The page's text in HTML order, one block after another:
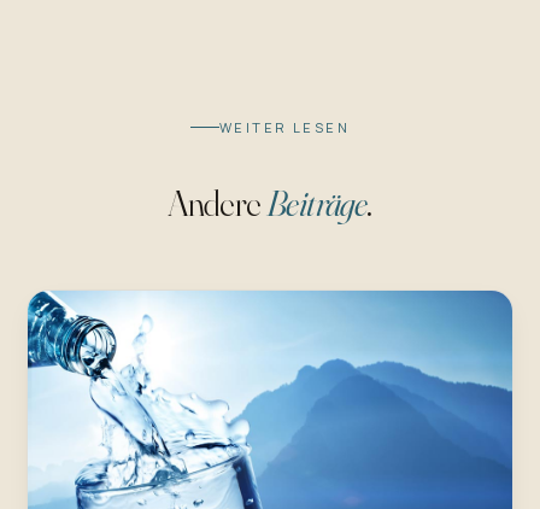
WEITER LESEN
AndereBeiträge.